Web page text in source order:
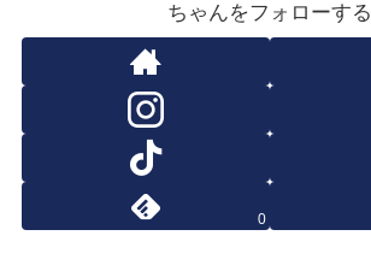
ちゃんをフォローする
0